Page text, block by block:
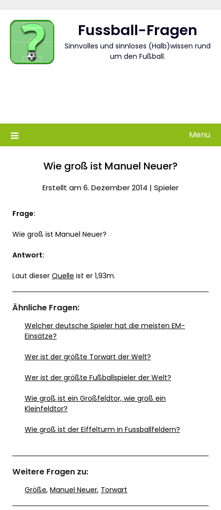
content
Fussball-Fragen
Sinnvolles und sinnloses (Halb)wissen rund
um den Fußball.
Menu
Wie groß ist Manuel Neuer?
Erstellt am 6. Dezember 2014 | Spieler
Frage:
Wie groß ist Manuel Neuer?
Antwort:
Laut dieser Quelle ist er 1,93m.
Ähnliche Fragen:
Welcher deutsche Spieler hat die meisten EM-
Einsätze?
Wer ist der größte Torwart der Welt?
Wer ist der größte Fußballspieler der Welt?
Wie groß ist ein Großfeldtor, wie groß ein
Kleinfeldtor?
Wie groß ist der Eiffelturm in Fussballfeldern?
Weitere Fragen zu:
Größe, Manuel Neuer, Torwart